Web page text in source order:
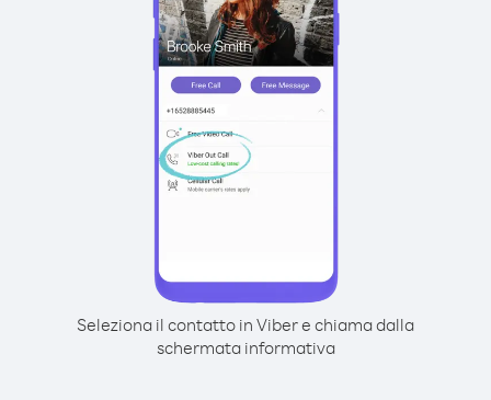
Seleziona il contatto in Viber e chiama dalla
schermata informativa